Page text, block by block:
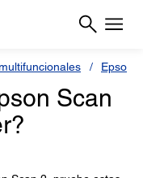
Epson
Scan